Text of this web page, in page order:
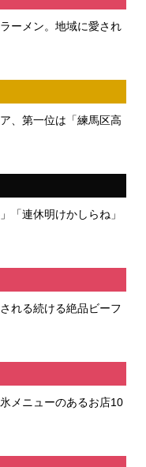
ーメン。地域に愛され
、第一位は「練馬区高
「連休明けかしらね」
れる続ける絶品ビーフ
メニューのあるお店10